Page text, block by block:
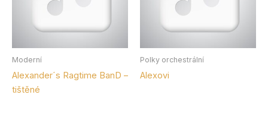
Moderní
Alexander´s Ragtime BanD –
tištěné
Polky orchestrální
Alexovi